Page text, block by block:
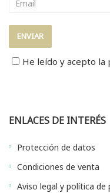
He leído y acepto la
ENLACES DE INTERÉS
Protección de datos
Condiciones de venta
Aviso legal y política de